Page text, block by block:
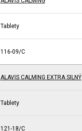
Tablety
116-09/C
ALAVIS CALMING EXTRA SILNÝ
Tablety
121-18/C